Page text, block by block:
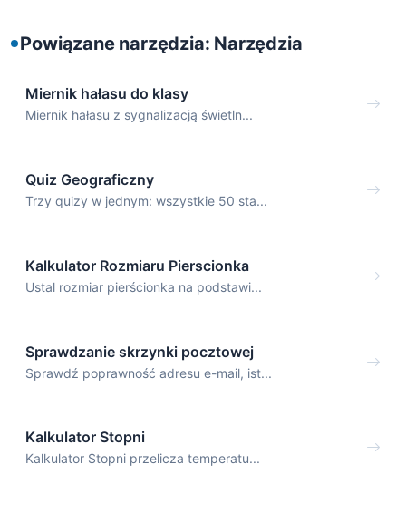
Powiązane narzędzia: Narzędzia
Miernik hałasu do klasy
Miernik hałasu z sygnalizacją świetln...
Quiz Geograficzny
Trzy quizy w jednym: wszystkie 50 sta...
Kalkulator Rozmiaru Pierscionka
Ustal rozmiar pierścionka na podstawi...
Sprawdzanie skrzynki pocztowej
Sprawdź poprawność adresu e-mail, ist...
Kalkulator Stopni
Kalkulator Stopni przelicza temperatu...